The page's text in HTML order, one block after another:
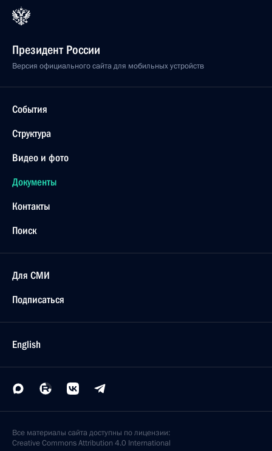
Президент России
Версия официального сайта для мобильных устройств
События
Структура
Видео и фото
Документы
Контакты
Поиск
Для СМИ
Подписаться
English
Все материалы сайта доступны по лицензии:
Creative Commons Attribution 4.0 International